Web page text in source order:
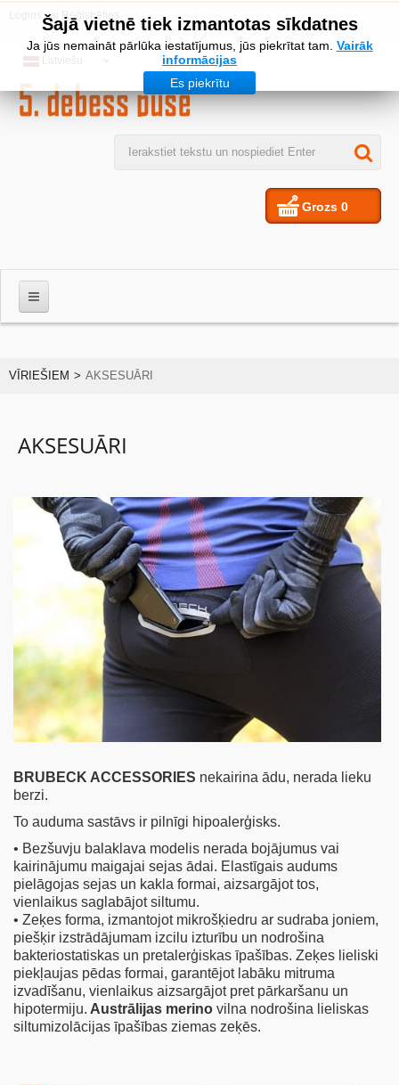
Šajā vietnē tiek izmantotas sīkdatnes
Ja jūs nemaināt pārlūka iestatījumus, jūs piekrītat tam. Vairāk
informācijas
Es piekrītu
vai Reģistrēties
Grozs 0
BĒRNIEM
KOLEKCIJAS
NODERĪGI
VĪRIEŠIEM > AKSESUĀRI
AKSESUĀRI
BRUBECK ACCESSORIES nekairina ādu, nerada lieku
berzi.
To auduma sastāvs ir pilnīgi hipoalerģisks.
• Bezšuvju balaklava modelis nerada bojājumus vai
kairinājumu maigajai sejas ādai. Elastīgais audums
pielāgojas sejas un kakla formai, aizsargājot tos,
vienlaikus saglabājot siltumu.
• Zeķes forma, izmantojot mikrošķiedru ar sudraba joniem,
piešķir izstrādājumam izcilu izturību un nodrošina
bakteriostatiskas un pretalerģiskas īpašības. Zeķes lieliski
piekļaujas pēdas formai, garantējot labāku mitruma
izvadīšanu, vienlaikus aizsargājot pret pārkaršanu un
hipotermiju. Austrālijas merino vilna nodrošina lieliskas
siltumizolācijas īpašības ziemas zeķēs.